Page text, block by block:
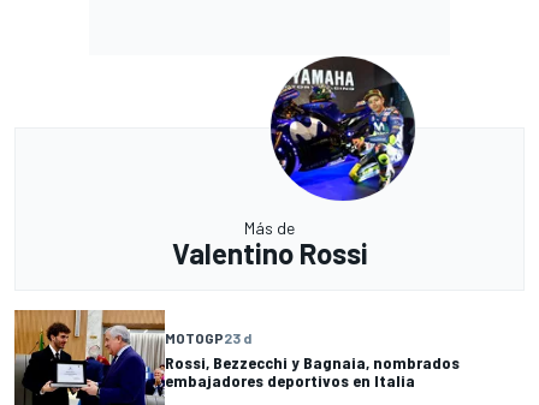
Más de
Valentino Rossi
MOTOGP23 d
Rossi, Bezzecchi y Bagnaia, nombrados
embajadores deportivos en Italia